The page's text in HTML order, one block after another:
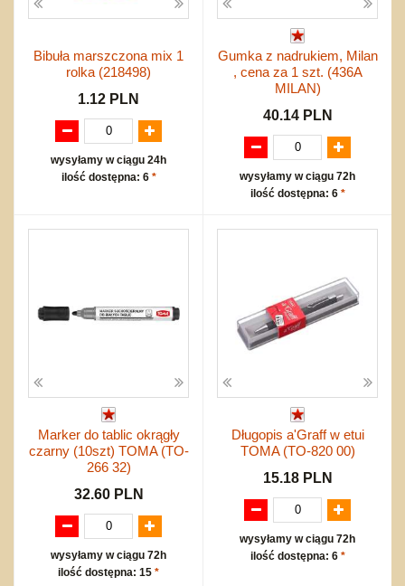
Bibuła marszczona mix 1
rolka (218498)
1.12 PLN
wysyłamy w ciągu 24h
ilość dostępna: 6 *
Gumka z nadrukiem, Milan
, cena za 1 szt. (436A
MILAN)
40.14 PLN
wysyłamy w ciągu 72h
ilość dostępna: 6 *
Marker do tablic okrągły
czarny (10szt) TOMA (TO-
266 32)
32.60 PLN
wysyłamy w ciągu 72h
ilość dostępna: 15 *
Długopis a'Graff w etui
TOMA (TO-820 00)
15.18 PLN
wysyłamy w ciągu 72h
ilość dostępna: 6 *